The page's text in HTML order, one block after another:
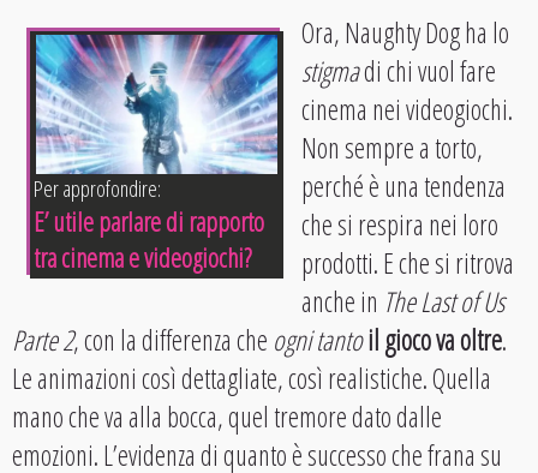
Per approfondire:
E’ utile parlare di rapporto
tra cinema e videogiochi?
Ora, Naughty Dog ha lo
stigmadi chi vuol fare
cinema nei videogiochi.
Non sempre a torto,
perché è una tendenza
che si respira nei loro
prodotti. E che si ritrova
anche in The Last of Us
Parte 2, con la differenza che ogni tantoil gioco va oltre.
Le animazioni così dettagliate, così realistiche. Quella
mano che va alla bocca, quel tremore dato dalle
emozioni. L’evidenza di quanto è successo che frana su